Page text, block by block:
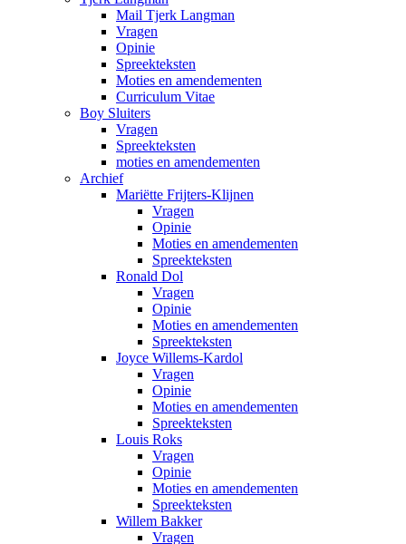
Mail Tjerk Langman
Vragen
Opinie
Spreekteksten
Moties en amendementen
Curriculum Vitae
Boy Sluiters
Vragen
Spreekteksten
moties en amendementen
Archief
Mariëtte Frijters-Klijnen
Vragen
Opinie
Moties en amendementen
Spreekteksten
Ronald Dol
Vragen
Opinie
Moties en amendementen
Spreekteksten
Joyce Willems-Kardol
Vragen
Opinie
Moties en amendementen
Spreekteksten
Louis Roks
Vragen
Opinie
Moties en amendementen
Spreekteksten
Willem Bakker
Vragen